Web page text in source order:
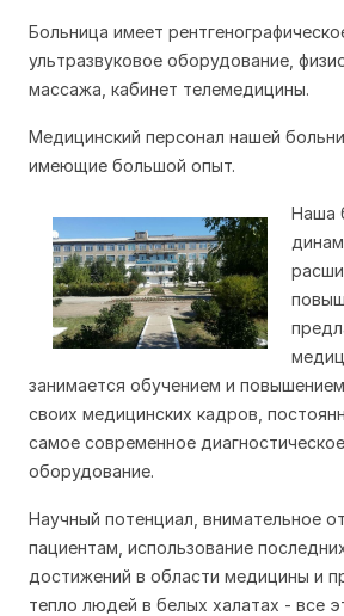
Больница имеет
ультразвуковое оборудование,
массажа, кабинет телемедицины.
Медицинский персонал нашей
имеющие большой опыт.
Наша
занимается обучением и
своих медицинских кадров,
самое современное
оборудование.
Научный потенциал, внимательное
пациентам, использование
достижений в области медицины и
тепло людей в белых халатах - все